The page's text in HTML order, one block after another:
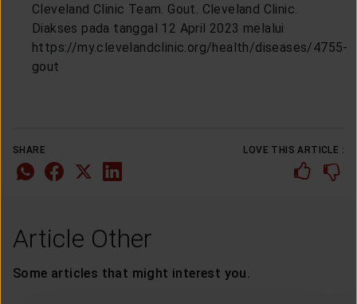
Cleveland Clinic Team. Gout. Cleveland Clinic.
Diakses pada tanggal 12 April 2023 melalui
https://my.clevelandclinic.org/health/diseases/4755-
gout
SHARE LOVE THIS ARTICLE :
Article Other
Some articles that might interest you.